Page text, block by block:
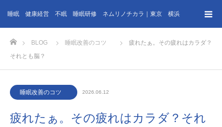
睡眠 健康経営 不眠 睡眠研修 ネムリノチカラ｜東京 横浜
ホーム
BLOG 睡眠改善のコツ
疲れたぁ。その疲れはカラダ？
それとも脳？
睡眠改善のコツ 2026.06.12
疲れたぁ。その疲れはカラダ？それ